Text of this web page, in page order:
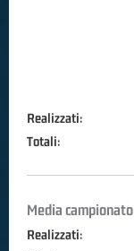
Realizzati:
Totali:
Media campionato
Realizzati: